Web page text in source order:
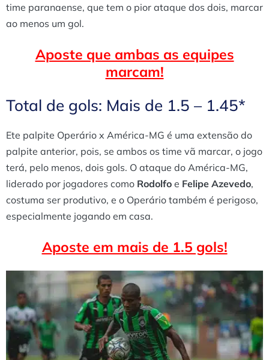
time paranaense, que tem o pior ataque dos dois, marcar
ao menos um gol.
Aposte que ambas as equipes
marcam!
Total de gols: Mais de 1.5 – 1.45*
Ete palpite Operário x América-MG é uma extensão do
palpite anterior, pois, se ambos os time vã marcar, o jogo
terá, pelo menos, dois gols. O ataque do América-MG,
liderado por jogadores como Rodolfo e Felipe Azevedo,
costuma ser produtivo, e o Operário também é perigoso,
especialmente jogando em casa.
Aposte em mais de 1.5 gols!